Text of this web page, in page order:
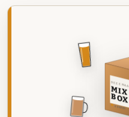
DEZE
MIX
BOX
8 BIEREN